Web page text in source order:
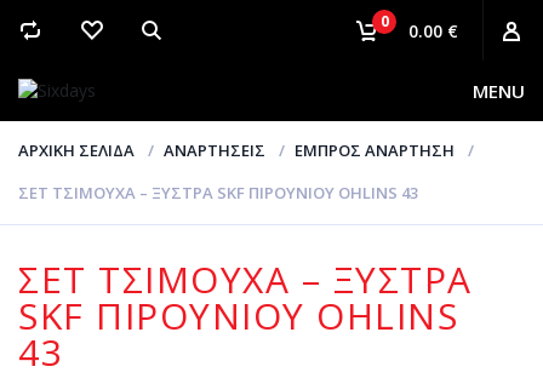
MENU
0 0.00 €
ΑΡΧΙΚΉ ΣΕΛΊΔΑ ΑΝΑΡΤΉΣΕΙΣ
ΕΜΠΡΌΣ ΑΝΆΡΤΗΣΗ
ΣΕΤ ΤΣΙΜΟΎΧΑ – ΞΎΣΤΡΑ SKF ΠΙΡΟΥΝΙΟΎ OHLINS 43
ΣΕΤ ΤΣΙΜΟΎΧΑ – ΞΎΣΤΡΑ
SKF ΠΙΡΟΥΝΙΟΎ OHLINS
43